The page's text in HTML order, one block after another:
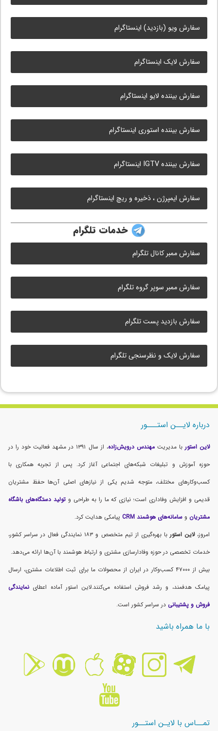
سفارش ویو (بازدید) اینستاگرام
سفارش لایک اینستاگرام
سفارش بیننده لایو اینستاگرام
سفارش بیننده استوری اینستاگرام
سفارش بیننده IGTV اینستاگرام
سفارش ایمپرژن ، ذخیره و ریچ اینستاگرام
خدمات تلگرام
سفارش ممبر کانال تلگرام
سفارش ممبر سوپر گروه تلگرام
سفارش بازدید پست تلگرام
سفارش لایک و نظرسنجی تلگرام